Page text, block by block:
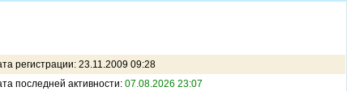
регистрации: 23.11.2009 09:28
последней активности: 07.08.2026 23:07